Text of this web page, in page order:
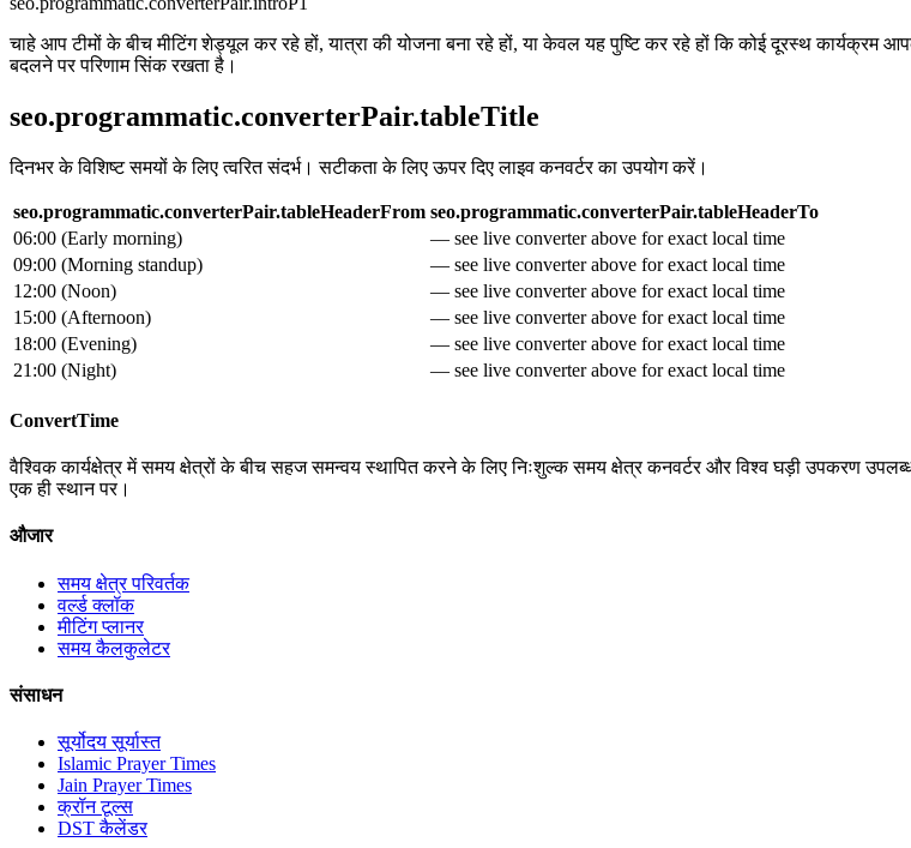
चाहे आप टीमों के बीच मीटिंग शेड्यूल कर रहे हों, यात्रा की योजना बना रहे हों, या केवल यह पुष्टि कर रहे हों कि कोई दूरस्थ
बदलने पर परिणाम सिंक रखता है।
seo.programmatic.converterPair.tableTitle
दिनभर के विशिष्ट समयों के लिए त्वरित संदर्भ। सटीकता के लिए ऊपर दिए लाइव कनवर्टर का उपयोग करें।
seo.programmatic.converterPair.tableHeaderFrom seo.programmatic.converterPair.tableHeaderTo
06:00 (Early morning)
— see live converter above for exact local time
09:00 (Morning standup)
— see live converter above for exact local time
12:00 (Noon)
— see live converter above for exact local time
15:00 (Afternoon)
— see live converter above for exact local time
18:00 (Evening)
— see live converter above for exact local time
21:00 (Night) — see live converter above for exact local time
ConvertTime
वैश्विक कार्यक्षेत्र में समय क्षेत्रों के बीच सहज समन्वय स्थापित करने के लिए निःशुल्क समय क्षेत्र कनवर्टर और विश्व घड़ी उपकरण
एक ही स्थान पर।
औजार
समय क्षेत्र परिवर्तक
वर्ल्ड क्लॉक
मीटिंग प्लानर
समय कैलकुलेटर
संसाधन
सूर्योदय सूर्यास्त
Islamic Prayer Times
Jain Prayer Times
क्रॉन टूल्स
DST कैलेंडर